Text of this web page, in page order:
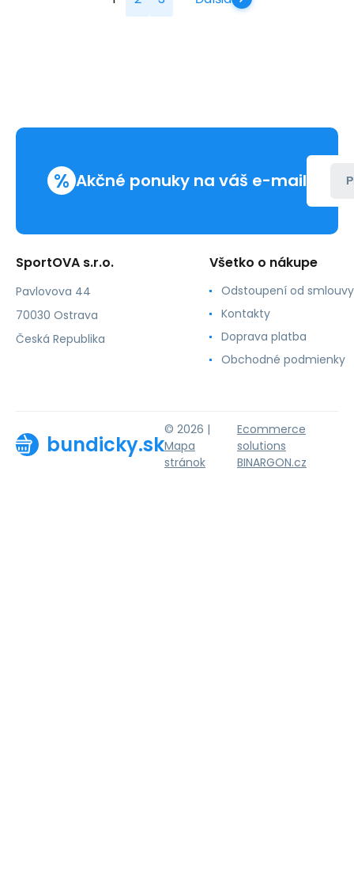
% Akčné ponuky na váš e-mail
SportOVA s.r.o.
Pavlovova 44
70030 Ostrava
Česká Republika
Všetko o nákupe
Odstoupení od smlouvy
Kontakty
Doprava platba
Obchodné podmienky
bundicky.sk
© 2026 |
Mapa
stránok
Ecommerce
solutions
BINARGON.cz